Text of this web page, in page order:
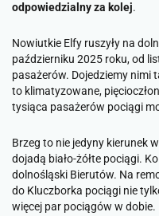
odpowiedzialny za kolej.
Nowiutkie Elfy ruszyły na
październiku 2025 roku, od
pasażerów. Dojedziemy
to klimatyzowane,
tysiąca pasażerów pociągi
Brzeg to nie jedyny kierunek
dojadą biało-żółte pociągi.
dolnośląski Bierutów. Na
do Kluczborka pociągi nie
więcej par pociągów w dobie.